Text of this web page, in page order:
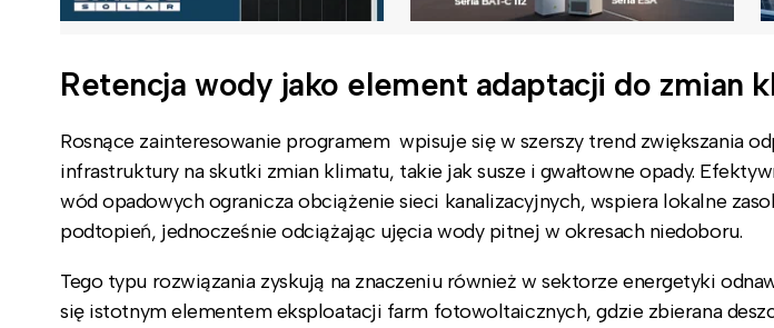
Retencja wody jako element adaptacji do zmian
Rosnące zainteresowanie programem wpisuje się w szerszy trend zwiększania
infrastruktury na skutki zmian klimatu, takie jak susze i gwałtowne opady.
wód opadowych ogranicza obciążenie sieci kanalizacyjnych, wspiera lokalne
podtopień, jednocześnie odciążając ujęcia wody pitnej w okresach niedoboru.
Tego typu rozwiązania zyskują na znaczeniu również w sektorze energetyki
się istotnym elementem eksploatacji farm fotowoltaicznych, gdzie zbierana